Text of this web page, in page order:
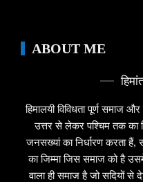
ABOUT ME
हिमालयी विविधता पूर्ण समाज
उत्तर से लेकर पश्चिम तक का
जनसख्यां का निर्धारण करता हैं,
का जिम्मा जिस समाज को है
वाला ही समाज है जो सदियों से